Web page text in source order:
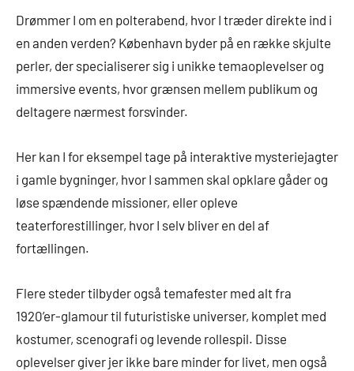
Drømmer I om en polterabend, hvor I træder direkte ind i
en anden verden? København byder på en række skjulte
perler, der specialiserer sig i unikke temaoplevelser og
immersive events, hvor grænsen mellem publikum og
deltagere nærmest forsvinder.
Her kan I for eksempel tage på interaktive mysteriejagter
i gamle bygninger, hvor I sammen skal opklare gåder og
løse spændende missioner, eller opleve
teaterforestillinger, hvor I selv bliver en del af
fortællingen.
Flere steder tilbyder også temafester med alt fra
1920’er-glamour til futuristiske universer, komplet med
kostumer, scenografi og levende rollespil. Disse
oplevelser giver jer ikke bare minder for livet, men også